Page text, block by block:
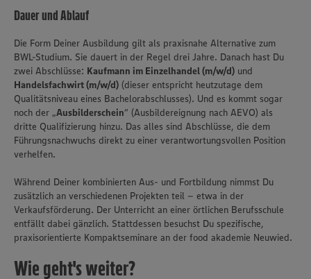
Dauer und Ablauf
Die Form Deiner Ausbildung gilt als praxisnahe Alternative zum
BWL-Studium. Sie dauert in der Regel drei Jahre. Danach hast Du
zwei Abschlüsse: Kaufmann im Einzelhandel (m/w/d) und
Handelsfachwirt (m/w/d) (dieser entspricht heutzutage dem
Qualitätsniveau eines Bachelorabschlusses). Und es kommt sogar
noch der „Ausbilderschein“ (Ausbildereignung nach AEVO) als
dritte Qualifizierung hinzu. Das alles sind Abschlüsse, die dem
Führungsnachwuchs direkt zu einer verantwortungsvollen Position
verhelfen.
Während Deiner kombinierten Aus- und Fortbildung nimmst Du
zusätzlich an verschiedenen Projekten teil – etwa in der
Verkaufsförderung. Der Unterricht an einer örtlichen Berufsschule
entfällt dabei gänzlich. Stattdessen besuchst Du spezifische,
praxisorientierte Kompaktseminare an der food akademie Neuwied.
Wie geht's weiter?